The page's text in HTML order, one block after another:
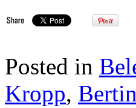
Posted in
Kropp,